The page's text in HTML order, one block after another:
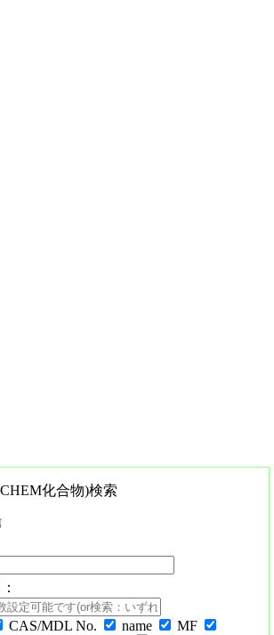
化合物)検索
CAS/MDL No. name
MF